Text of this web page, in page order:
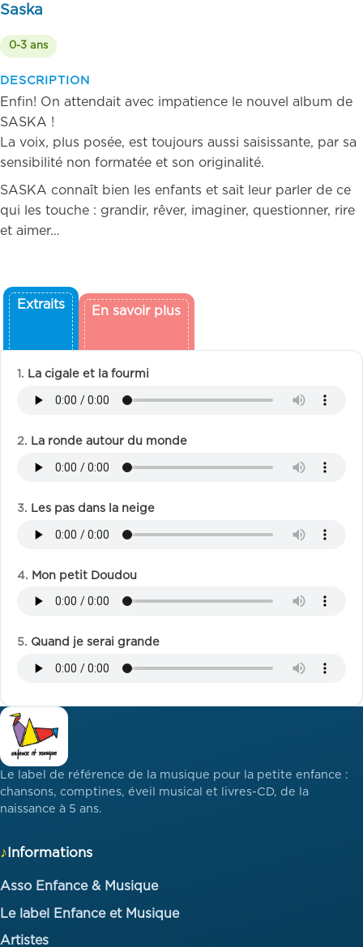
Saska
0-3 ans
DESCRIPTION
Enfin! On attendait avec impatience le nouvel album de
SASKA !
La voix, plus posée, est toujours aussi saisissante, par sa
sensibilité non formatée et son originalité.
SASKA connaît bien les enfants et sait leur parler de ce
qui les touche : grandir, rêver, imaginer, questionner, rire
et aimer…
Extraits En savoir plus
La cigale et la fourmi
La ronde autour du monde
Les pas dans la neige
Mon petit Doudou
Quand je serai grande
Le label de référence de la musique pour la petite enfance :
chansons, comptines, éveil musical et livres-CD, de la
naissance à 5 ans.
Informations
Asso Enfance & Musique
Le label Enfance et Musique
Artistes